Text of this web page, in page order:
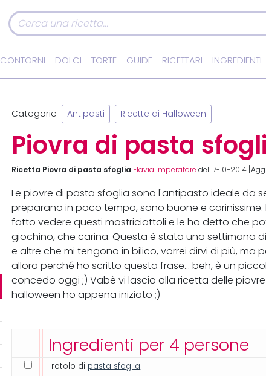
CONTORNI DOLCI TORTE GUIDE RICETTARI INGREDIENTI
Categorie Antipasti Ricette di Halloween
Piovra di pasta
Ricetta Piovra di pasta sfoglia Flavia Imperatore del 17-10-2014
Le piovre di pasta sfoglia sono l'antipasto ideale da
preparano in poco tempo, sono buone e
fatto vedere questi mostriciattoli e le ho detto che
giochino, che carina. Questa è stata una settimana
e altre che mi tengono in bilico, vorrei dirvi di più, ma
allora perché ho scritto questa frase... beh, è un
concedo oggi ;) Vabè vi lascio alla ricetta delle
halloween ho appena iniziato ;)
Ingredienti per 4 persone
1 rotolo di pasta sfoglia